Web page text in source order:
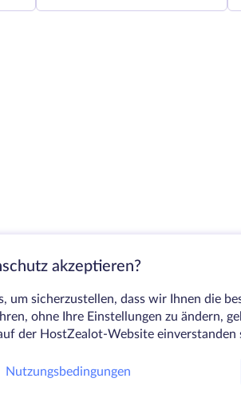
akzeptieren?
um sicherzustellen, dass wir Ihnen die
ohne Ihre Einstellungen zu ändern,
der HostZealot-Website einverstanden
Nutzungsbedingungen